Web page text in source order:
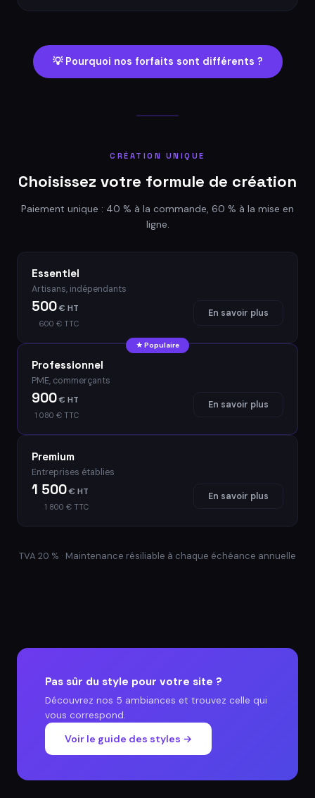
💡 Pourquoi nos forfaits sont différents ?
CRÉATION UNIQUE
Choisissez votre formule de création
Paiement unique : 40 % à la commande, 60 % à la mise en
ligne.
Essentiel
Artisans, indépendants
500€ HT
600 € TTC
En savoir plus
★ Populaire
Professionnel
PME, commerçants
900€ HT
1 080 € TTC
En savoir plus
Premium
Entreprises établies
1 500€ HT
1 800 € TTC
En savoir plus
TVA 20 % · Maintenance résiliable à chaque échéance annuelle
Pas sûr du style pour votre site ?
Découvrez nos 5 ambiances et trouvez celle qui
vous correspond.
Voir le guide des styles →